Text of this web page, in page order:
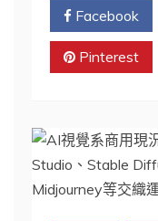
Facebook
Pinterest